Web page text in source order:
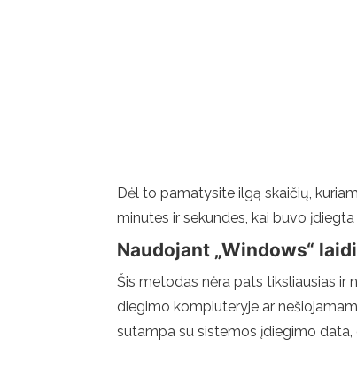
Dėl to pamatysite ilgą skaičių,
minutes ir sekundes, kai buvo
Naudojant „Windows“
Šis metodas nėra pats tiksliausias ir
diegimo kompiuteryje ar
sutampa su sistemos įdiegimo data,